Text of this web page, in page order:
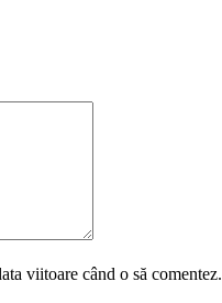
viitoare când o să comentez.